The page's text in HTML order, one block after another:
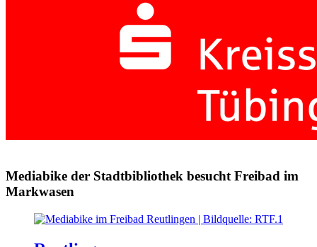
Mediabike der Stadtbibliothek besucht Freibad im
Markwasen